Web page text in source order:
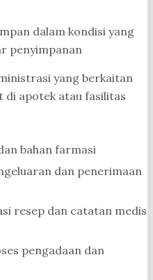
dalam kondisi yang
penyimpanan
yang berkaitan
di apotek atau fasilitas
bahan farmasi
dan penerimaan
resep dan catatan medis
pengadaan dan